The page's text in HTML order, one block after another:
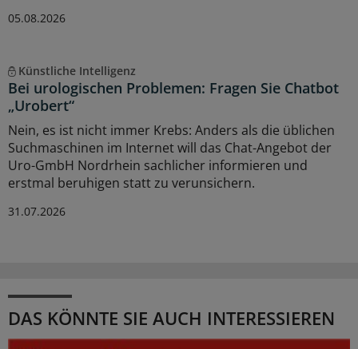
05.08.2026
Künstliche Intelligenz
Bei urologischen Problemen: Fragen Sie Chatbot
„Urobert“
Nein, es ist nicht immer Krebs: Anders als die üblichen
Suchmaschinen im Internet will das Chat-Angebot der
Uro-GmbH Nordrhein sachlicher informieren und
erstmal beruhigen statt zu verunsichern.
31.07.2026
DAS KÖNNTE SIE AUCH INTERESSIEREN